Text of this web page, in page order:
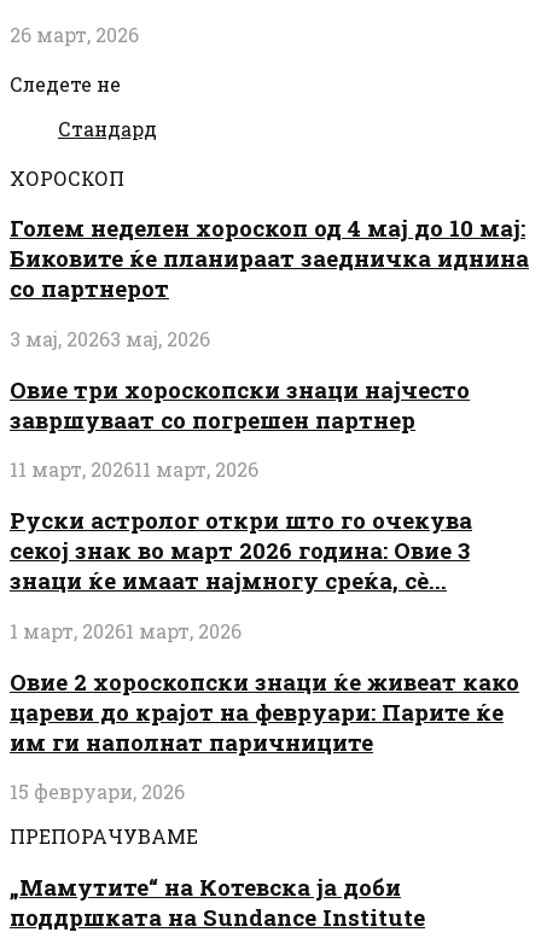
26 март, 2026
Следете не
Стандард
ХОРОСКОП
Голем неделен хороскоп од 4 мај до 10 мај:
Биковите ќе планираат заедничка иднина
со партнерот
3 мај, 20263 мај, 2026
Овие три хороскопски знаци најчесто
завршуваат со погрешен партнер
11 март, 202611 март, 2026
Руски астролог откри што го очекува
секој знак во март 2026 година: Овие 3
знаци ќе имаат најмногу среќа, сè...
1 март, 20261 март, 2026
Овие 2 хороскопски знаци ќе живеат како
цареви до крајот на февруари: Парите ќе
им ги наполнат паричниците
15 февруари, 2026
ПРЕПОРАЧУВАМЕ
„Мамутите“ на Котевска ја доби
поддршката на Sundance Institute